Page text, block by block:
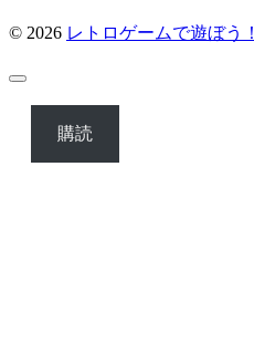
© 2026 レトロゲームで遊ぼう！
購読